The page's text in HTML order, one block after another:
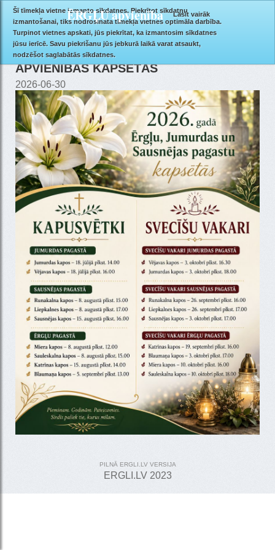
Šī tīmekļa vietne izmanto sīkdatnes. Piekrītot sīkdatņu
izmantošanai, tiks nodrošināta tīmekļa vietnes optimāla darbība.
Turpinot vietnes apskati, jūs piekrītat, ka izmantosim sīkdatnes
jūsu ierīcē. Savu piekrišanu jūs jebkurā laikā varat atsaukt,
nodzēšot saglabātās sīkdatnes.
Lasīt vairāk
ĒRGĻU apvienība
KAPUSVĒTKI UN SVECĪŠU VAKARI ĒRGĻU
APVIENĪBAS KAPSĒTĀS
2026-06-30
PILNĀ ERGLI.LV VERSIJA
ERGLI.LV 2023